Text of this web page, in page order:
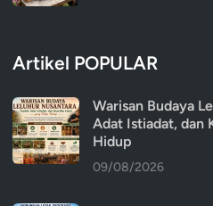
Artikel POPULAR
Warisan Budaya
Adat Istiadat, dan
Hidup
09/08/2026